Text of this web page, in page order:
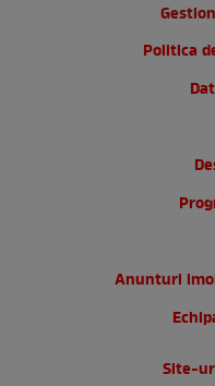
Politica
Anunturi
Site-